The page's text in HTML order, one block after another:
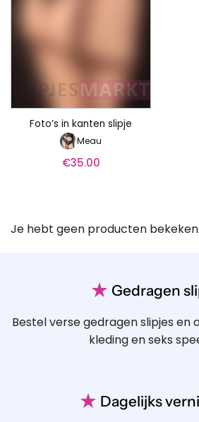
Foto’s in kanten slipje
Meau
€35.00
Je hebt geen producten bekeken.
★ Gedragen
Bestel verse gedragen slipjes en
kleding en seks
★ Dagelijks